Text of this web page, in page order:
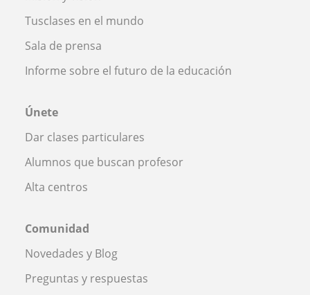
Tusclases en el mundo
Sala de prensa
Informe sobre el futuro de la educación
Únete
Dar clases particulares
Alumnos que buscan profesor
Alta centros
Comunidad
Novedades y Blog
Preguntas y respuestas